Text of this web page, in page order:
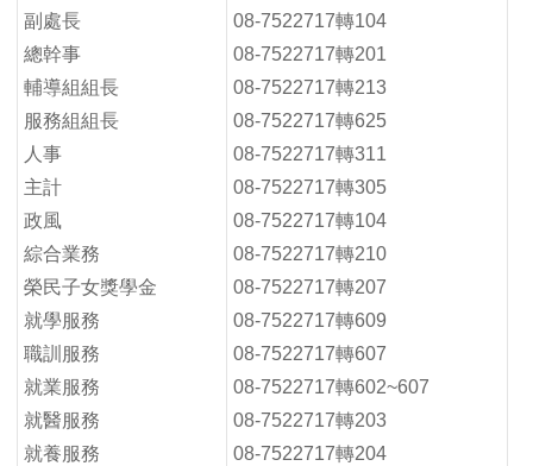
副處長
總幹事
輔導組組長
服務組組長
人事
主計
政風
綜合業務
榮民子女獎學金
就學服務
職訓服務
就業服務
就醫服務
就養服務
08-7522717轉104
08-7522717轉201
08-7522717轉213
08-7522717轉625
08-7522717轉311
08-7522717轉305
08-7522717轉104
08-7522717轉210
08-7522717轉207
08-7522717轉609
08-7522717轉607
08-7522717轉602~607
08-7522717轉203
08-7522717轉204